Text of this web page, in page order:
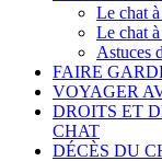
Le chat
Le chat
Astuces
FAIRE
VOYAGER
DROITS ET
CHAT
DÉCÈS DU